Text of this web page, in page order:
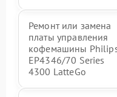
Ремонт или замена
платы управления
кофемашины
EP4346/70 Series
4300 LatteGo